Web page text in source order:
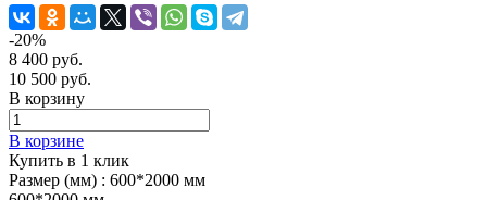
-20%
8 400 руб.
10 500 руб.
В корзину
В корзине
Купить в 1 клик
Размер (мм) : 600*2000 мм